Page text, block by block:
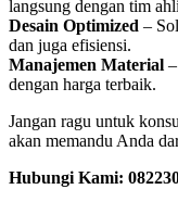
langsung dengan tim
Desain Optimized –
dan juga efisiensi.
Manajemen Material
dengan harga terbaik.
Jangan ragu untuk
akan memandu Anda
Hubungi Kami: